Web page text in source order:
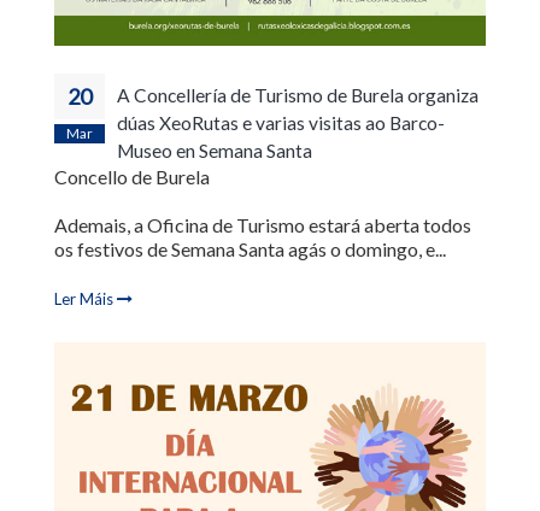
20
Mar
A Concellería de Turismo de Burela organiza
dúas XeoRutas e varias visitas ao Barco-
Museo en Semana Santa
Concello de Burela
Ademais, a Oficina de Turismo estará aberta todos
os festivos de Semana Santa agás o domingo, e...
Ler Máis